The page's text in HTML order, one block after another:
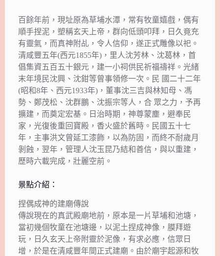
百餘年前，現址原為草埔水潭，常有牧童嬉戲，偶有
順手捏泥，塑稱玄天上帝，群向低頭叩拜，日久竟充
有靈氣，而真神附乩，令人信仰，遂正式雕像以祀。
清咸豐五年(西元1855年)，里人沈芳林、沈葛林，首
倡集資五百五十銀元，建一小祠供民祈福禱祥。光緒
末年境民沈興、沈鉗等曾事領修一次。民 國二十二年
(昭和8年、西元1933年)，董事沈三吉與林知母、馮
勢、鄭茂松、沈群鵬、沈振宗等人，合 眾之力，予再
擴建，而奠定宏基。日治時期，神尊蒙塵，避奉民
家，光復後重回寶殿，香火盛於舊時。民國五十七
年，主事洪文曾延工漆飾，以為防固，而終不耐歲月
剝蝕，翌年，管理人沈玉昆乃結和善信，與以重建，
歷時六載完成，壯麗空前。
景點介紹：
捏偶成神的建廟傳說
傳說現在的真武殿廟地前，原本是一片草埔和池塘，
當初幾個牧童在池塘邊，以泥土捏成神像，膜拜遊
玩，日久玄天上帝附靈於泥像，有求必應，信眾日
增，於是在清咸豐年間正式建廟。由於廟宇起源和牧